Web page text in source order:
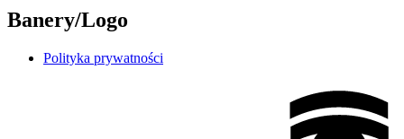
Banery/Logo
Polityka prywatności